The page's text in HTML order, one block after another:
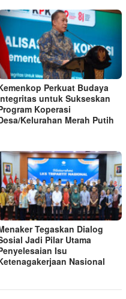
Perkuat Budaya
untuk Sukseskan
Koperasi
Kelurahan Merah Putih
Tegaskan Dialog
Jadi Pilar Utama
Isu
Nasional